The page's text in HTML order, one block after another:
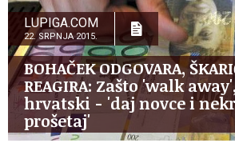
LUPIGA.COM
22. SRPNJA 2015.
BOHAČEK ODGOVARA,
REAGIRA: Zašto 'walk
hrvatski - 'daj novce i
prošetaj'